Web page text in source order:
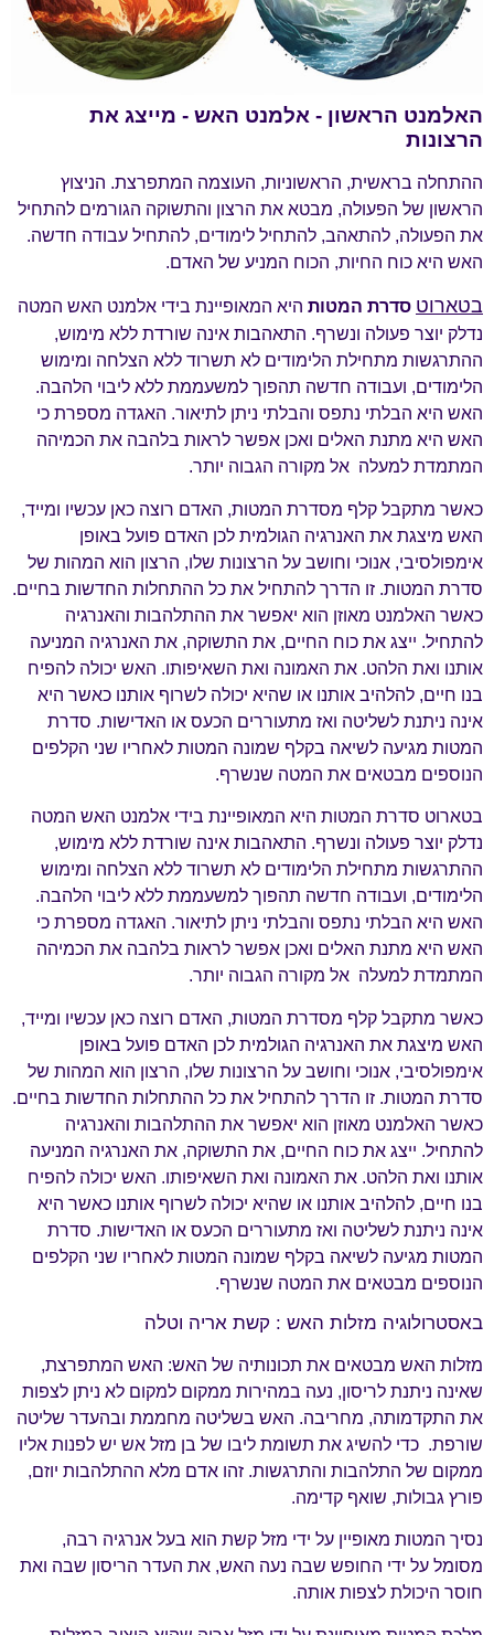
האלמנט הראשון - אלמנט האש - מייצג את
הרצונות
ההתחלה בראשית, הראשוניות, העוצמה המתפרצת. הניצוץ
הראשון של הפעולה, מבטא את הרצון והתשוקה הגורמים להתחיל
את הפעולה, להתאהב, להתחיל לימודים, להתחיל עבודה חדשה.
האש היא כוח החיות, הכוח המניע של האדם.
בטארוט סדרת המטות היא המאופיינת בידי אלמנט האש המטה
נדלק יוצר פעולה ונשרף. התאהבות אינה שורדת ללא מימוש,
ההתרגשות מתחילת הלימודים לא תשרוד ללא הצלחה ומימוש
הלימודים, ועבודה חדשה תהפוך למשעממת ללא ליבוי הלהבה.
האש היא הבלתי נתפס והבלתי ניתן לתיאור. האגדה מספרת כי
האש היא מתנת האלים ואכן אפשר לראות בלהבה את הכמיהה
המתמדת למעלה אל מקורה הגבוה יותר.
כאשר מתקבל קלף מסדרת המטות, האדם רוצה כאן עכשיו ומייד,
האש מיצגת את האנרגיה הגולמית לכן האדם פועל באופן
אימפולסיבי, אנוכי וחושב על הרצונות שלו, הרצון הוא המהות של
סדרת המטות. זו הדרך להתחיל את כל ההתחלות החדשות בחיים.
כאשר האלמנט מאוזן הוא יאפשר את ההתלהבות והאנרגיה
להתחיל. ייצג את כוח החיים, את התשוקה, את האנרגיה המניעה
אותנו ואת הלהט. את האמונה ואת השאיפותו. האש יכולה להפיח
בנו חיים, להלהיב אותנו או שהיא יכולה לשרוף אותנו כאשר היא
אינה ניתנת לשליטה ואז מתעוררים הכעס או האדישות. סדרת
המטות מגיעה לשיאה בקלף שמונה המטות לאחריו שני הקלפים
הנוספים מבטאים את המטה שנשרף.
בטארוט סדרת המטות היא המאופיינת בידי אלמנט האש המטה
נדלק יוצר פעולה ונשרף. התאהבות אינה שורדת ללא מימוש,
ההתרגשות מתחילת הלימודים לא תשרוד ללא הצלחה ומימוש
הלימודים, ועבודה חדשה תהפוך למשעממת ללא ליבוי הלהבה.
האש היא הבלתי נתפס והבלתי ניתן לתיאור. האגדה מספרת כי
האש היא מתנת האלים ואכן אפשר לראות בלהבה את הכמיהה
המתמדת למעלה אל מקורה הגבוה יותר.
כאשר מתקבל קלף מסדרת המטות, האדם רוצה כאן עכשיו ומייד,
האש מיצגת את האנרגיה הגולמית לכן האדם פועל באופן
אימפולסיבי, אנוכי וחושב על הרצונות שלו, הרצון הוא המהות של
סדרת המטות. זו הדרך להתחיל את כל ההתחלות החדשות בחיים.
כאשר האלמנט מאוזן הוא יאפשר את ההתלהבות והאנרגיה
להתחיל. ייצג את כוח החיים, את התשוקה, את האנרגיה המניעה
אותנו ואת הלהט. את האמונה ואת השאיפותו. האש יכולה להפיח
בנו חיים, להלהיב אותנו או שהיא יכולה לשרוף אותנו כאשר היא
אינה ניתנת לשליטה ואז מתעוררים הכעס או האדישות. סדרת
המטות מגיעה לשיאה בקלף שמונה המטות לאחריו שני הקלפים
הנוספים מבטאים את המטה שנשרף.
באסטרולוגיה מזלות האש : קשת אריה וטלה
מזלות האש מבטאים את תכונותיה של האש: האש המתפרצת,
שאינה ניתנת לריסון, נעה במהירות ממקום למקום לא ניתן לצפות
את התקדמותה, מחריבה. האש בשליטה מחממת ובהעדר שליטה
שורפת. כדי להשיג את תשומת ליבו של בן מזל אש יש לפנות אליו
ממקום של התלהבות והתרגשות. זהו אדם מלא ההתלהבות יוזם,
פורץ גבולות, שואף קדימה.
נסיך המטות מאופיין על ידי מזל קשת הוא בעל אנרגיה רבה,
מסומל על ידי החופש שבה נעה האש, את העדר הריסון שבה ואת
חוסר היכולת לצפות אותה.